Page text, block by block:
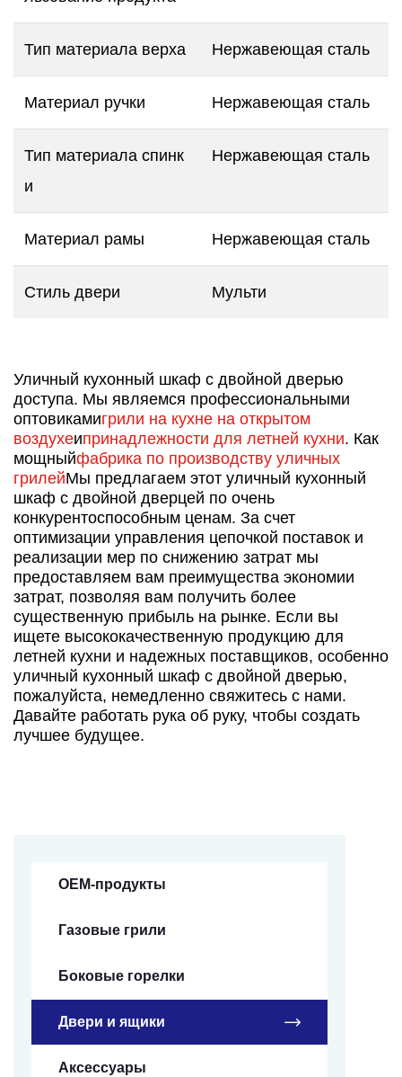
Тип материала верха Нержавеющая сталь
Материал ручки Нержавеющая сталь
Тип материала спинк
и
Нержавеющая сталь
Материал рамы Нержавеющая сталь
Стиль двери Мульти
Уличный кухонный шкаф с двойной дверью
доступа. Мы являемся профессиональными
оптовикамигрили на кухне на открытом
воздухеипринадлежности для летней кухни. Как
мощныйфабрика по производству уличных
грилейМы предлагаем этот уличный кухонный
шкаф с двойной дверцей по очень
конкурентоспособным ценам. За счет
оптимизации управления цепочкой поставок и
реализации мер по снижению затрат мы
предоставляем вам преимущества экономии
затрат, позволяя вам получить более
существенную прибыль на рынке. Если вы
ищете высококачественную продукцию для
летней кухни и надежных поставщиков, особенно
уличный кухонный шкаф с двойной дверью,
пожалуйста, немедленно свяжитесь с нами.
Давайте работать рука об руку, чтобы создать
лучшее будущее.
OEM-продукты
Газовые грили
Боковые горелки
Двери и ящики
Аксессуары